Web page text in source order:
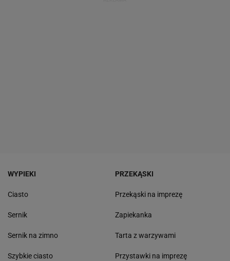
WYPIEKI
Ciasto
Sernik
Sernik na zimno
Szybkie ciasto
PRZEKĄSKI
Przekąski na imprezę
Zapiekanka
Tarta z warzywami
Przystawki na imprezę